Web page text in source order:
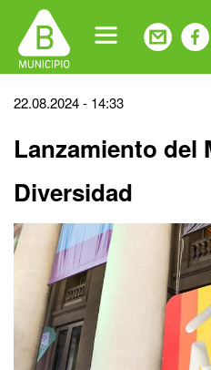
navigation
Back
top
22.08.2024 - 14:33
Lanzamiento del
Diversidad